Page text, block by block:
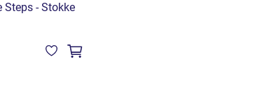
Steps - Stokke